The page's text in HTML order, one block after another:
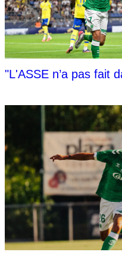
"L'ASSE n’a pas fait